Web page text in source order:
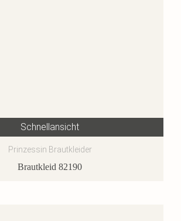
Schnellansicht
Prinzessin Brautkleider
Brautkleid 82190